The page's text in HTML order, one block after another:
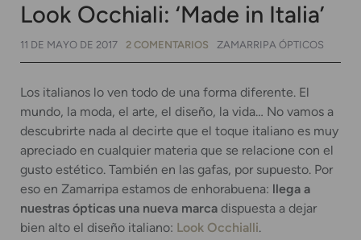
Look Occhiali: ‘Made in Italia’
11 DE MAYO DE 2017 2 COMENTARIOS ZAMARRIPA ÓPTICOS
Los italianos lo ven todo de una forma diferente. El
mundo, la moda, el arte, el diseño, la vida… No vamos a
descubrirte nada al decirte que el toque italiano es muy
apreciado en cualquier materia que se relacione con el
gusto estético. También en las gafas, por supuesto. Por
eso en Zamarripa estamos de enhorabuena: llega a
nuestras ópticas una nueva marca dispuesta a dejar
bien alto el diseño italiano: Look Occhialli.